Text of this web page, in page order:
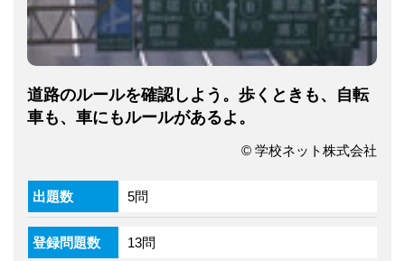
道路のルールを確認しよう。歩くときも、自転
車も、車にもルールがあるよ。
© 学校ネット株式会社
出題数 5問
登録問題数 13問